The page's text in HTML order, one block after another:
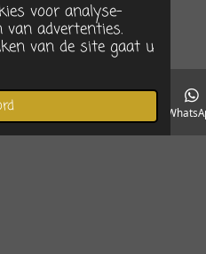
voor analyse-
advertenties.
van de site gaat u